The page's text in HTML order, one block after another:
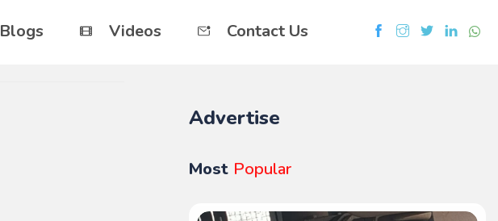
Blogs Videos Contact Us
Advertise
Most Popular